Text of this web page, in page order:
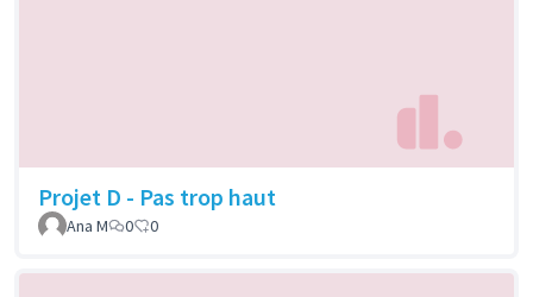
Projet D - Pas trop haut
Ana M 0 0